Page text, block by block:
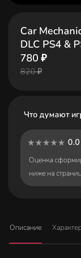
Car
DLC PS4 &
780 ₽
820 ₽
Что думают
0.0
Оценка
ниже на
Описание